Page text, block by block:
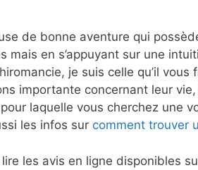
de bonne aventure qui
en s’appuyant sur une
je suis celle qu’il
importante concernant leur
laquelle vous cherchez une
les infos sur comment trouver
les avis en ligne disponibles